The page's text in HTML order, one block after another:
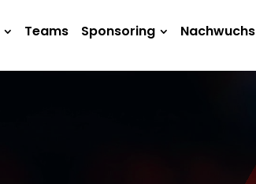
Teams Sponsoring Nachwuchs